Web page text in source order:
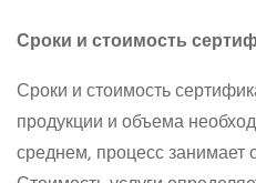
Сроки и стоимость
Сроки и стоимость
продукции и объема
среднем, процесс занимает